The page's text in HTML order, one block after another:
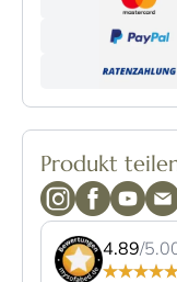
Produkt
4.89/